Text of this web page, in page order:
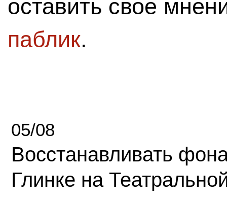
оставить свое
паблик.
05/08
Восстанавливать
Глинке на